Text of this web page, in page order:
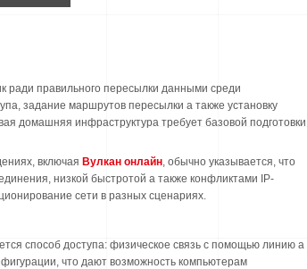
ради правильного пересылки данными среди
задание маршрутов пересылки а также установку
домашняя инфраструктура требует базовой подготовки,
включая Вулкан онлайн , обычно указывается, что
низкой быстротой а также конфликтами IP-
сети в разных сценариях.
способ доступа: физическое связь с помощью линию а
что дают возможность компьютерам